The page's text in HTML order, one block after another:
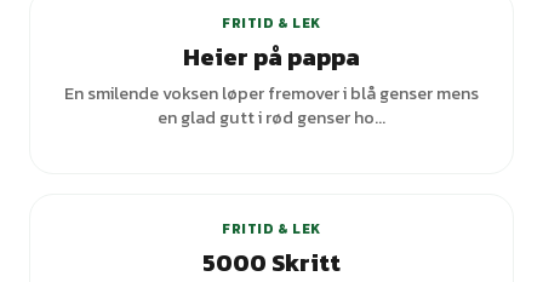
FRITID & LEK
Heier på pappa
En smilende voksen løper fremover i blå genser mens
en glad gutt i rød genser ho...
FRITID & LEK
5000 Skritt